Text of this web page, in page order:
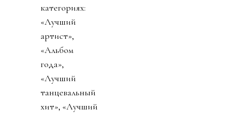
категориях:
«Лучший
артист»,
«Альбом
года»,
«Лучший
танцевальный
хит», «Лучший